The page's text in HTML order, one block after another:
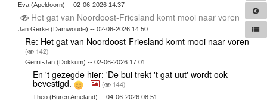
Eva (Apeldoorn) -- 02-06-2026 14:37
Het gat van Noordoost-Friesland komt mooi naar voren
Jan Gerke (Damwoude) -- 02-06-2026 14:50
Re: Het gat van Noordoost-Friesland komt mooi naar voren
( 142)
Gerrit-Jan (Dokkum) -- 02-06-2026 17:01
En 't gezegde hier: 'De bui trekt 't gat uut' wordt ook
bevestigd. ( 144)
Theo (Buren Ameland) -- 04-06-2026 08:51